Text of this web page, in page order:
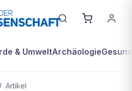
& UmweltArchäologie
/ Artikel